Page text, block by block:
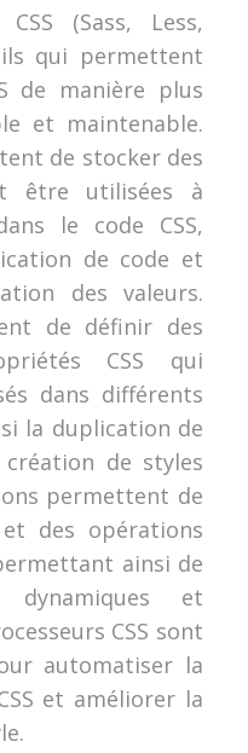
(Sass, Less,
qui permettent
de manière plus
et maintenable.
de stocker des
être utilisées à
le code CSS,
de code et
des valeurs.
de définir des
CSS qui
dans différents
la duplication de
de styles
permettent de
des opérations
ainsi de
et
CSS sont
automatiser la
et améliorer la